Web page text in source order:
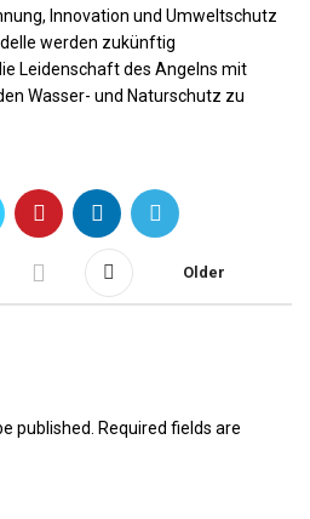
Innovation und Umweltschutz
werden zukünftig
Leidenschaft des Angelns mit
Wasser- und Naturschutz zu
Older
published.
Required fields are